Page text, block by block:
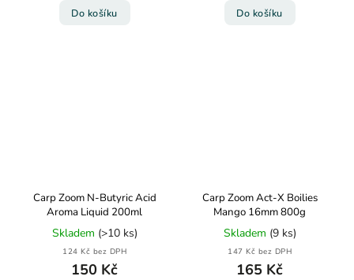
Do košíku Do košíku
Carp Zoom N-Butyric Acid
Aroma Liquid 200ml
Skladem (>10 ks)
124 Kč bez DPH
150 Kč
Carp Zoom Act-X Boilies
Mango 16mm 800g
Skladem (9 ks)
147 Kč bez DPH
165 Kč